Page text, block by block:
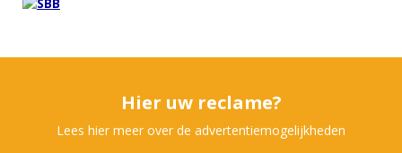
Hier uw reclame?
Lees hier meer over de advertentiemogelijkheden